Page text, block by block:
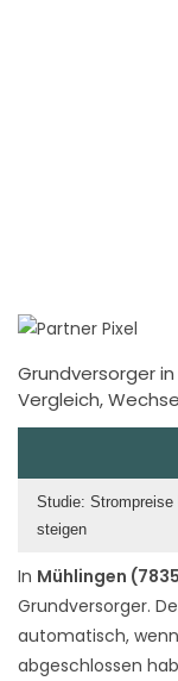
Grundversorger in
Vergleich,
In Mühlingen
Grundversorger.
automatisch,
abgeschlossen
Studie:
steigen